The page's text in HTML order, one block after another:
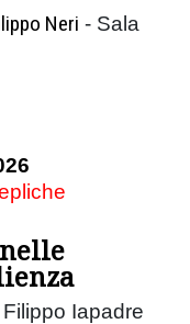
Neri - Sala
Iapadre